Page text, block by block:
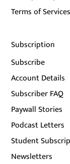
Terms of Services
Subscription
Subscribe
Account Details
Subscriber FAQ
Paywall Stories
Podcast Letters
Student
Newsletters